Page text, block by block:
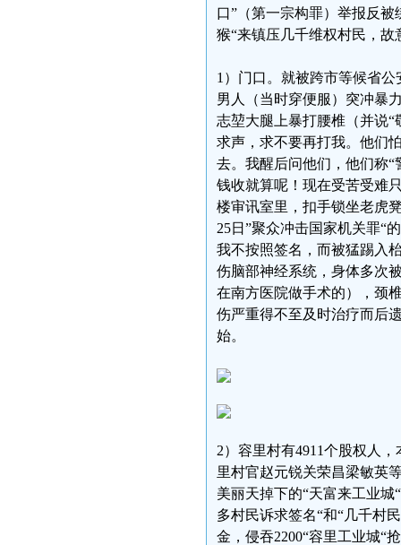
口”（第一宗构罪）举报反被
猴“来镇压几千维权村民，
1）门口。就被跨市等候省
男人（当时穿便服）突冲暴
志堃大腿上暴打腰椎（并说
求声，求不要再打我。他们
去。我醒后问他们，他们称
钱收就算呢！现在受苦受难
楼审讯室里，扣手锁坐老虎
25日”聚众冲击国家机关罪“
我不按照签名，而被猛踢入
伤脑部神经系统，身体多次
在南方医院做手术的），颈
伤严重得不至及时治疗而后
始。
2）容里村有4911个股权人
里村官赵元锐关荣昌梁敏英
美丽天掉下的“天富来工业城
多村民诉求签名“和“几千村
金，侵吞2200“容里工业城“